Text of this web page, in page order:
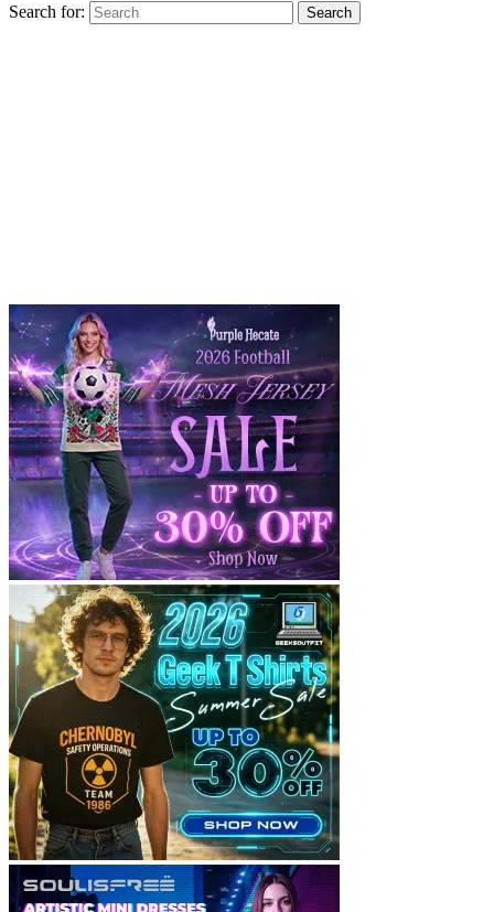
Search for: Search